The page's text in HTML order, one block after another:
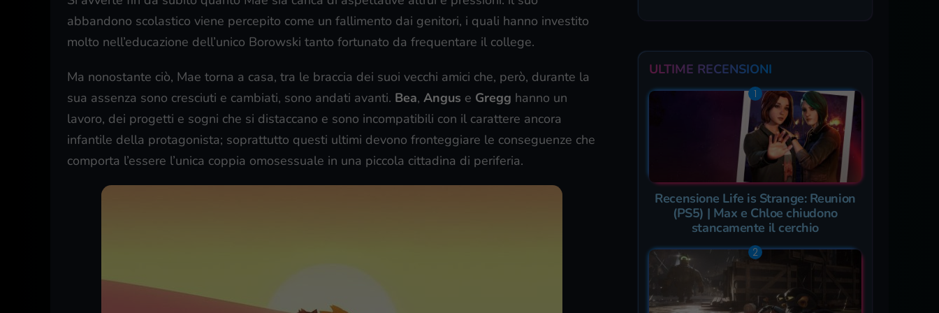
abbandono scolastico viene percepito come un fallimento dai genitori, i quali hanno investito
molto nell’educazione dell’unico Borowski tanto fortunato da frequentare il college.
Ma nonostante ciò, Mae torna a casa, tra le braccia dei suoi vecchi amici che, però, durante la
sua assenza sono cresciuti e cambiati, sono andati avanti. Bea, Angus e Gregg hanno un
lavoro, dei progetti e sogni che si distaccano e sono incompatibili con il carattere ancora
infantile della protagonista; soprattutto questi ultimi devono fronteggiare le conseguenze che
comporta l’essere l’unica coppia omosessuale in una piccola cittadina di periferia.
ULTIME RECENSIONI
Recensione Life is Strange: Reunion
(PS5) | Max e Chloe chiudono
stancamente il cerchio